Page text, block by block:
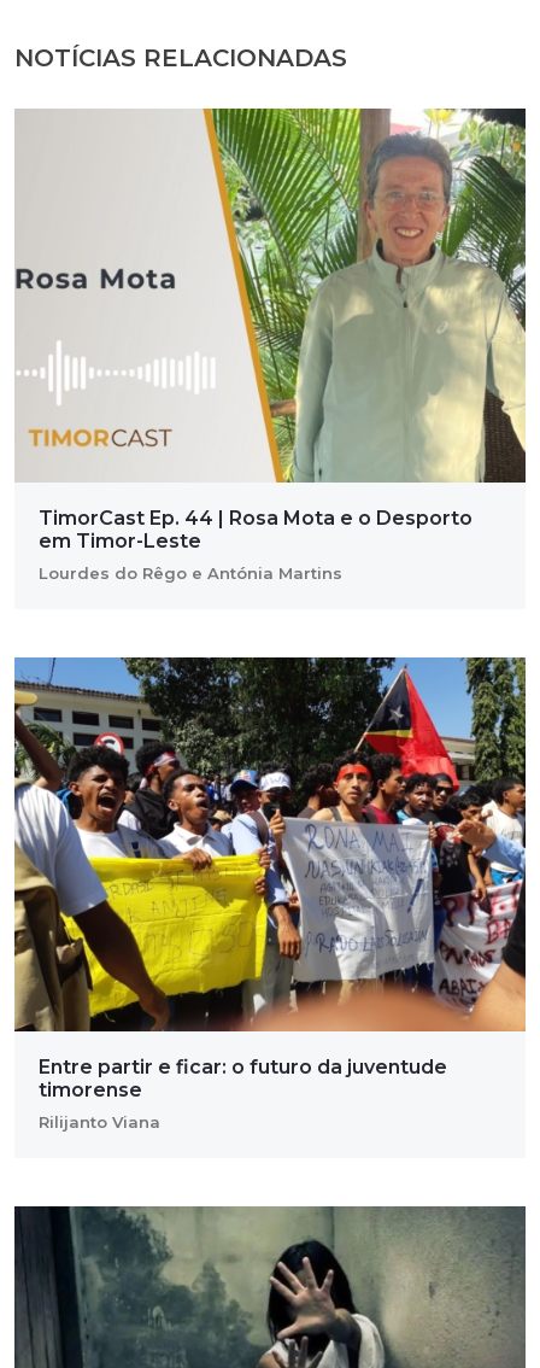
NOTÍCIAS RELACIONADAS
TimorCast Ep. 44 | Rosa Mota e o Desporto
em Timor-Leste
Lourdes do Rêgo e Antónia Martins
Entre partir e ficar: o futuro da juventude
timorense
Rilijanto Viana